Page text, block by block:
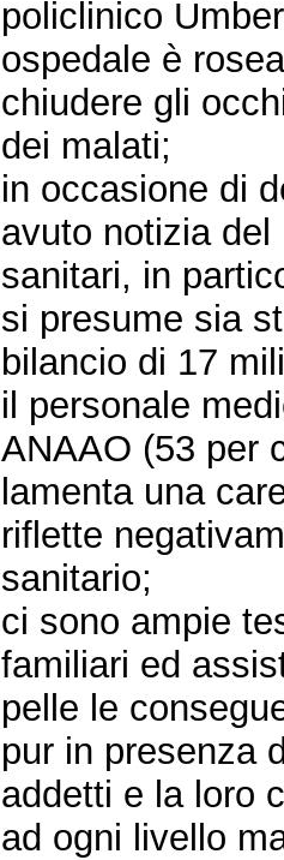
policlinico
ospedale è
chiudere gli
dei malati;
in occasione di
avuto notizia
sanitari, in
si presume sia
bilancio di 17
il personale
ANAAO (53 per
lamenta una
riflette
sanitario;
ci sono ampie
familiari ed
pelle le
pur in presenza
addetti e la loro
ad ogni livello